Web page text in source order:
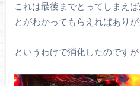
これは最後までとってしまえ
とがわかってもらえればありが
というわけで消化したのですが